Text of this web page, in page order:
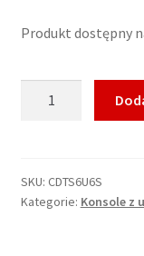
Produkt dostępny
z
umywalką
SKU: CDTS6U6S
Kategorie: Konsole z